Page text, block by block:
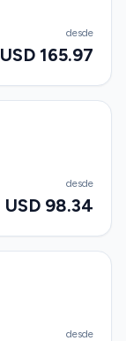
desde
USD 165.97
desde
USD 98.34
desde